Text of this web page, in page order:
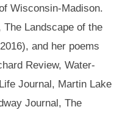
Wisconsin-Madison.
Landscape of the
and her poems
Review, Water-
Journal, Martin Lake
Journal, The